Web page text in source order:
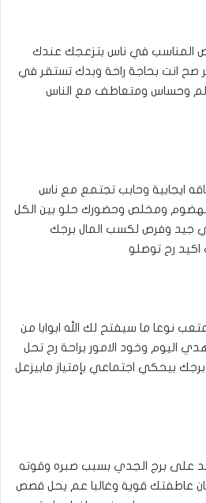
المناسب في ناس بتزعجك عندك
صح انت بحاجة راحة وبدك تستقر في
وحساس ومتعاطف مع الناس
ايجابية وحابب تجتمع مع ناس
ومخلص وحضورك حلو بين الكل
جيد وفرص لكسب المال برجك
رح توصلو
نوعا ما سيفتح لك الله ابوابا من
اليوم وخود الامور براحة رح تحل
بيحكي اجتماعي بإمتياز مابيزعل
على برج الجدي بسبب صبره وقوته
عاطفتك قوية وغالبا عم يحل قصص